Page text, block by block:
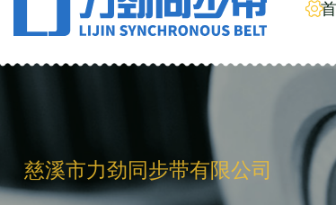
慈溪市力劲同步带有限公司